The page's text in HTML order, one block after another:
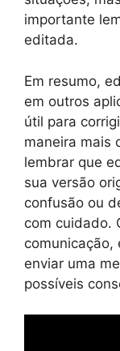
importante
editada.
Em resumo,
em outros
útil para
maneira mais
lembrar que
sua versão
confusão ou
com cuidado.
comunicação,
enviar uma
possíveis